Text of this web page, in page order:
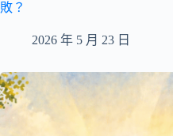
敗？
2026 年 5 月 23 日